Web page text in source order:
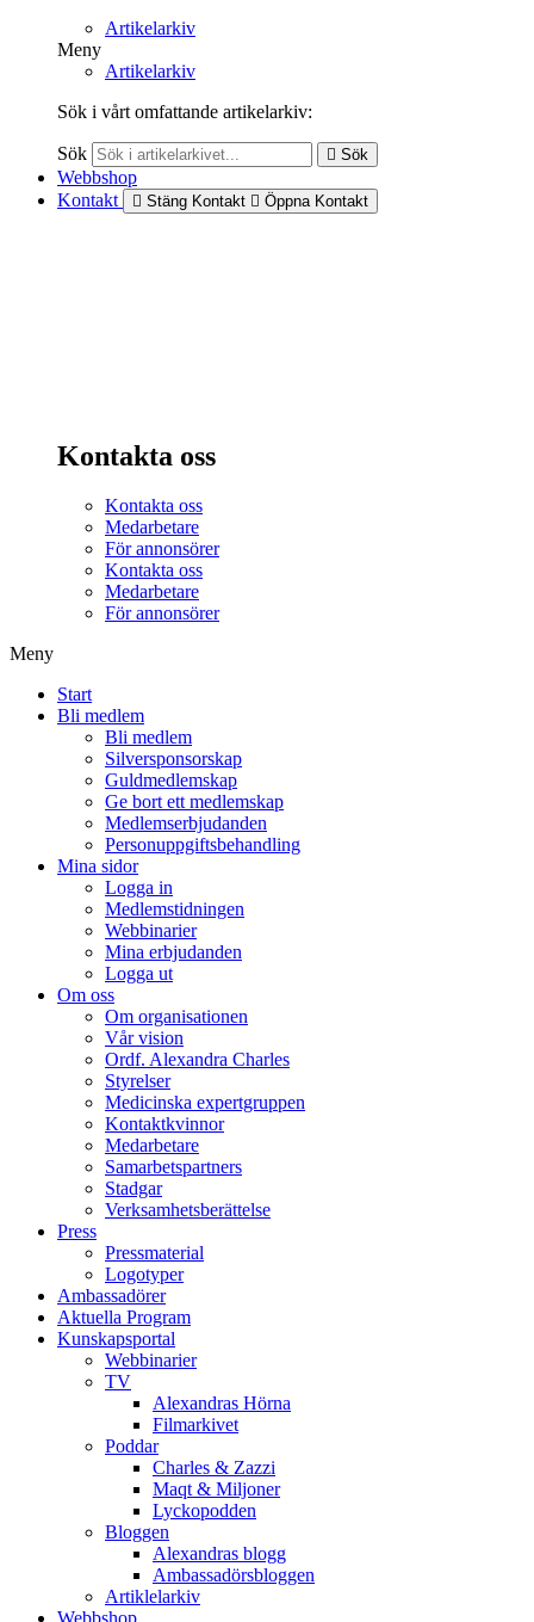
Artikelarkiv
Meny
Artikelarkiv
Sök i vårt omfattande artikelarkiv:
Sök Sök
Webbshop
Kontakt
Stäng Kontakt Öppna Kontakt
Kontakta oss
Kontakta oss
Medarbetare
För annonsörer
Kontakta oss
Medarbetare
För annonsörer
Meny
Start
Bli medlem
Bli medlem
Silversponsorskap
Guldmedlemskap
Ge bort ett medlemskap
Medlemserbjudanden
Personuppgiftsbehandling
Mina sidor
Logga in
Medlemstidningen
Webbinarier
Mina erbjudanden
Logga ut
Om oss
Om organisationen
Vår vision
Ordf. Alexandra Charles
Styrelser
Medicinska expertgruppen
Kontaktkvinnor
Medarbetare
Samarbetspartners
Stadgar
Verksamhetsberättelse
Press
Pressmaterial
Logotyper
Ambassadörer
Aktuella Program
Kunskapsportal
Webbinarier
TV
Alexandras Hörna
Filmarkivet
Poddar
Charles & Zazzi
Maqt & Miljoner
Lyckopodden
Bloggen
Alexandras blogg
Ambassadörsbloggen
Artiklelarkiv